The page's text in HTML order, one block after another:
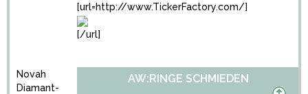
[url=http://www.TickerFactory.com/]
[/url]
Novah
Diamant-
AW:RINGE SCHMIEDEN